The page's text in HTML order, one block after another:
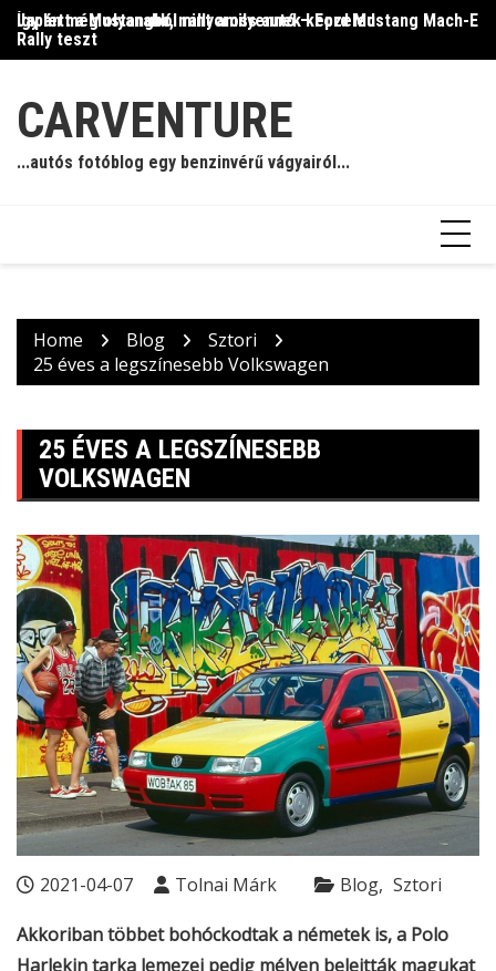
Skip
content
Így lett a Mustangból rallycross autó – Ford Mustang Mach-E
Rally teszt
Japán még olyanabb, mint amilyennek képzeled
CARVENTURE
...autós fotóblog egy benzinvérű vágyairól...
Home Blog
Sztori
25 éves a legszínesebb Volkswagen
25 ÉVES A LEGSZÍNESEBB
VOLKSWAGEN
2021-04-07 Tolnai Márk Blog Sztori
Akkoriban többet bohóckodtak a németek is, a Polo
Harlekin tarka lemezei pedig mélyen beleitták magukat